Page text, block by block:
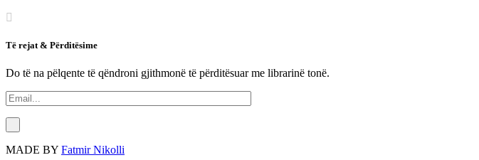
Të rejat & Përditësime
Do të na pëlqente të qëndroni gjithmonë të përditësuar me librarinë tonë.
MADE BY Fatmir Nikolli